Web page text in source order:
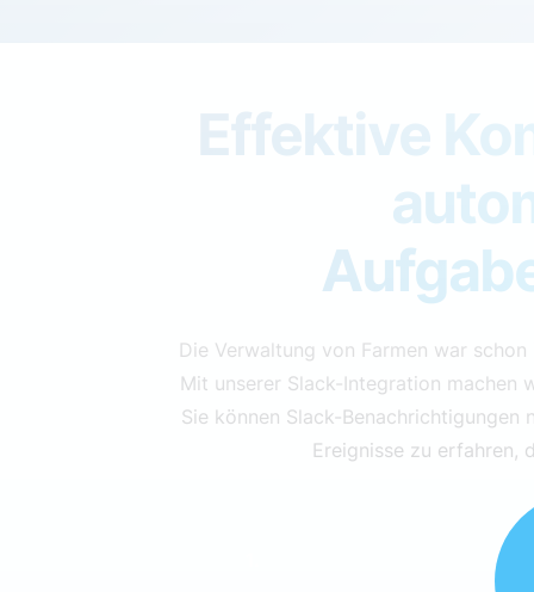
Effektive
Die Verwaltung von Farmen war
Mit unserer Slack-Integration machen
Sie können Slack-
Ereignisse zu erfahren,